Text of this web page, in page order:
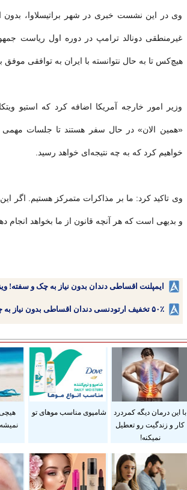
وی در این نشست خبری در شهر براتیسلاوا، بدون
غیرمنطقی دونالد ترامپ در دوره اول ریاست
هیچ‌کس تا به حال نتوانسته با ایران به توافقی موفق
وزیر امور خارجه آمریکا اضافه کرد که استیو
«همین الان» در حال سفر هستند تا جلسات مهمی
خواهیم کرد که به چه نتیجه‌ای خواهد رسید.
وی تاکید کرد: ما بر مذاکرات متمرکز هستیم. اگر
و بدیهی است که هر آنچه قانون از ما بخواهد انجام
ایمپلنت اقساطی دندان بدون نیاز به چک و
۵۰٪ تخفیف ارتودنسی دندان اقساطی بدون نیاز به چک یا سفته!
با این درمان دیگه کمردرد
کار و زندگیت رو تعطیل
نمیکنه!
شامپوی مناسب موهای تو